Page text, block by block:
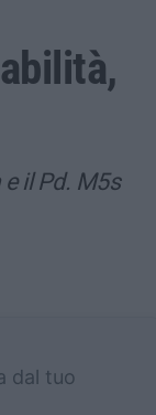
il Pd. M5s
dal tuo